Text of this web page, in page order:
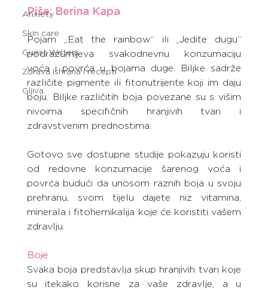
Anxiety
Skin care
Guest Writers
Zdrava ishrana i recepti
Gljiva
Piše: Berina Kapa
Pojam „Eat the rainbow“ ili „Jedite dugu“
podrazumijeva svakodnevnu konzumaciju
voća i povrća u bojama duge. Biljke sadrže
različite pigmente ili fitonutrijente koji im daju
boju. Biljke različitih boja povezane su s višim
nivoima specifičnih hranjivih tvari i
zdravstvenim prednostima.
Gotovo sve dostupne studije pokazuju koristi
od redovne konzumacije šarenog voća i
povrća budući da unosom raznih boja u svoju
prehranu, svom tijelu dajete niz vitamina,
minerala i fitohemikalija koje će koristiti vašem
zdravlju.
Boje
Svaka boja predstavlja skup hranjivih tvari koje
su itekako korisne za vaše zdravlje, a u